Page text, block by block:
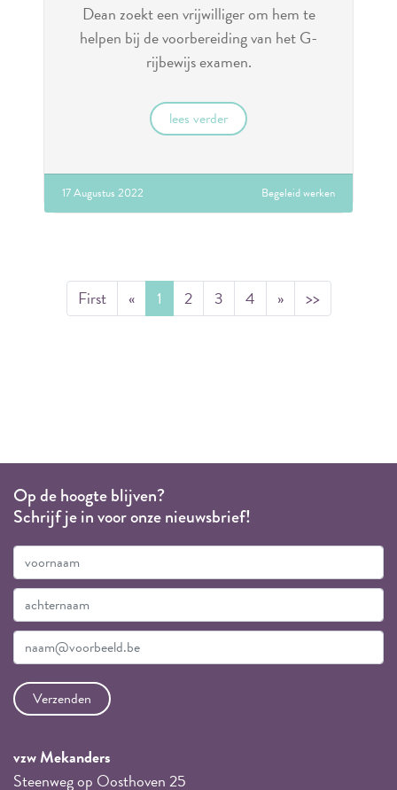
Dean zoekt een vrijwilliger om hem te
helpen bij de voorbereiding van het G-
rijbewijs examen.
lees verder
17 Augustus 2022 Begeleid werken
First « 1 2 3 4 » >>
Op de hoogte blijven?
Schrijf je in voor onze nieuwsbrief!
vzw Mekanders
Steenweg op Oosthoven 25